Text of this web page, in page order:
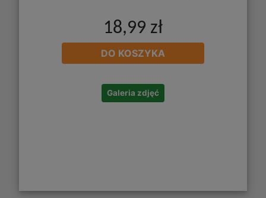
18,99 zł
DO KOSZYKA
Galeria zdjęć